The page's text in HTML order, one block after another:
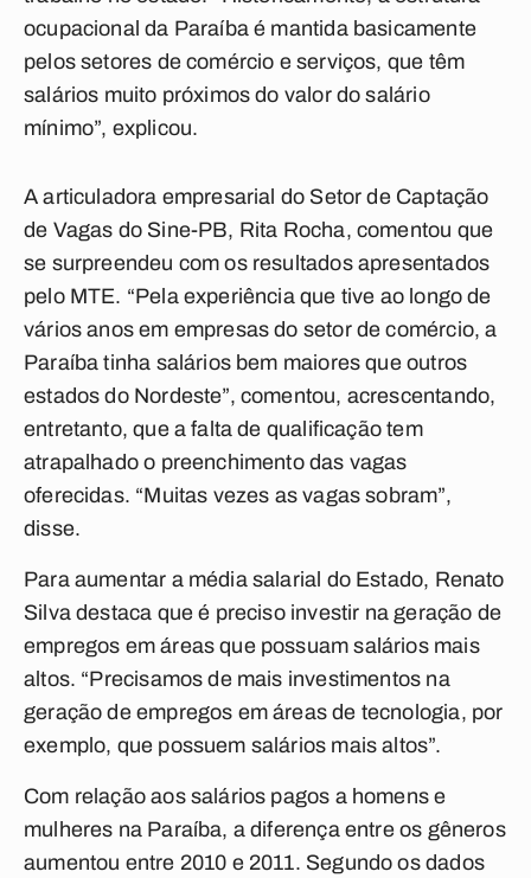
ocupacional da Paraíba é mantida basicamente
pelos setores de comércio e serviços, que têm
salários muito próximos do valor do salário
mínimo”, explicou.
A articuladora empresarial do Setor de Captação
de Vagas do Sine-PB, Rita Rocha, comentou que
se surpreendeu com os resultados apresentados
pelo MTE. “Pela experiência que tive ao longo de
vários anos em empresas do setor de comércio, a
Paraíba tinha salários bem maiores que outros
estados do Nordeste”, comentou, acrescentando,
entretanto, que a falta de qualificação tem
atrapalhado o preenchimento das vagas
oferecidas. “Muitas vezes as vagas sobram”,
disse.
Para aumentar a média salarial do Estado, Renato
Silva destaca que é preciso investir na geração de
empregos em áreas que possuam salários mais
altos. “Precisamos de mais investimentos na
geração de empregos em áreas de tecnologia, por
exemplo, que possuem salários mais altos”.
Com relação aos salários pagos a homens e
mulheres na Paraíba, a diferença entre os gêneros
aumentou entre 2010 e 2011. Segundo os dados